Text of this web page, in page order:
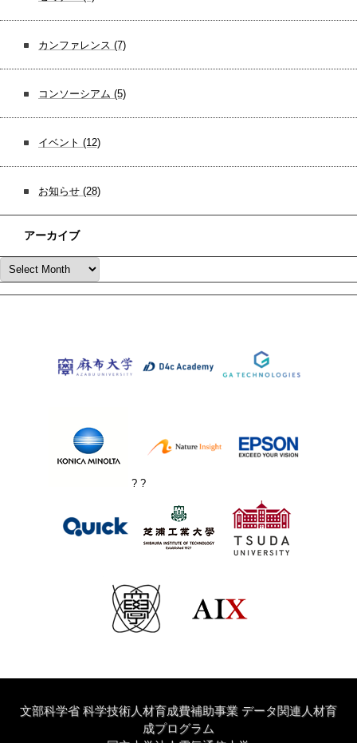
カンファレンス (7)
コンソーシアム (5)
イベント (12)
お知らせ (28)
アーカイブ
? ?
文部科学省 科学技術人材育成費補助事業 データ関連人材育
成プログラム